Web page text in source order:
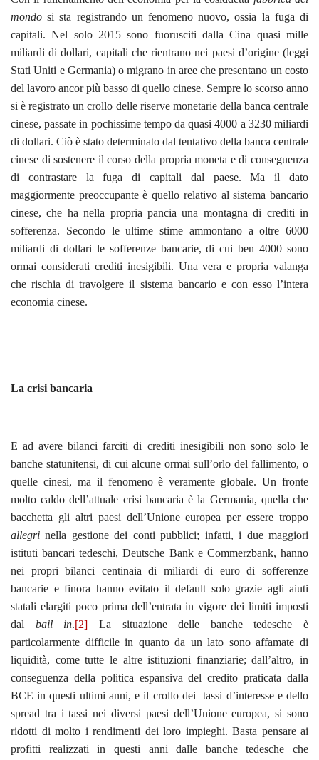
mondo si sta registrando un fenomeno nuovo, ossia la fuga di
capitali. Nel solo 2015 sono fuorusciti dalla Cina quasi mille
miliardi di dollari, capitali che rientrano nei paesi d’origine (leggi
Stati Uniti e Germania) o migrano in aree che presentano un costo
del lavoro ancor più basso di quello cinese. Sempre lo scorso anno
si è registrato un crollo delle riserve monetarie della banca centrale
cinese, passate in pochissime tempo da quasi 4000 a 3230 miliardi
di dollari. Ciò è stato determinato dal tentativo della banca centrale
cinese di sostenere il corso della propria moneta e di conseguenza
di contrastare la fuga di capitali dal paese. Ma il dato
maggiormente preoccupante è quello relativo al sistema bancario
cinese, che ha nella propria pancia una montagna di crediti in
sofferenza. Secondo le ultime stime ammontano a oltre 6000
miliardi di dollari le sofferenze bancarie, di cui ben 4000 sono
ormai considerati crediti inesigibili. Una vera e propria valanga
che rischia di travolgere il sistema bancario e con esso l’intera
economia cinese.
La crisi bancaria
E ad avere bilanci farciti di crediti inesigibili non sono solo le
banche statunitensi, di cui alcune ormai sull’orlo del fallimento, o
quelle cinesi, ma il fenomeno è veramente globale. Un fronte
molto caldo dell’attuale crisi bancaria è la Germania, quella che
bacchetta gli altri paesi dell’Unione europea per essere troppo
allegri nella gestione dei conti pubblici; infatti, i due maggiori
istituti bancari tedeschi, Deutsche Bank e Commerzbank, hanno
nei propri bilanci centinaia di miliardi di euro di sofferenze
bancarie e finora hanno evitato il default solo grazie agli aiuti
statali elargiti poco prima dell’entrata in vigore dei limiti imposti
dal bail in.[2] La situazione delle banche tedesche è
particolarmente difficile in quanto da un lato sono affamate di
liquidità, come tutte le altre istituzioni finanziarie; dall’altro, in
conseguenza della politica espansiva del credito praticata dalla
BCE in questi ultimi anni, e il crollo dei tassi d’interesse e dello
spread tra i tassi nei diversi paesi dell’Unione europea, si sono
ridotti di molto i rendimenti dei loro impieghi. Basta pensare ai
profitti realizzati in questi anni dalle banche tedesche che